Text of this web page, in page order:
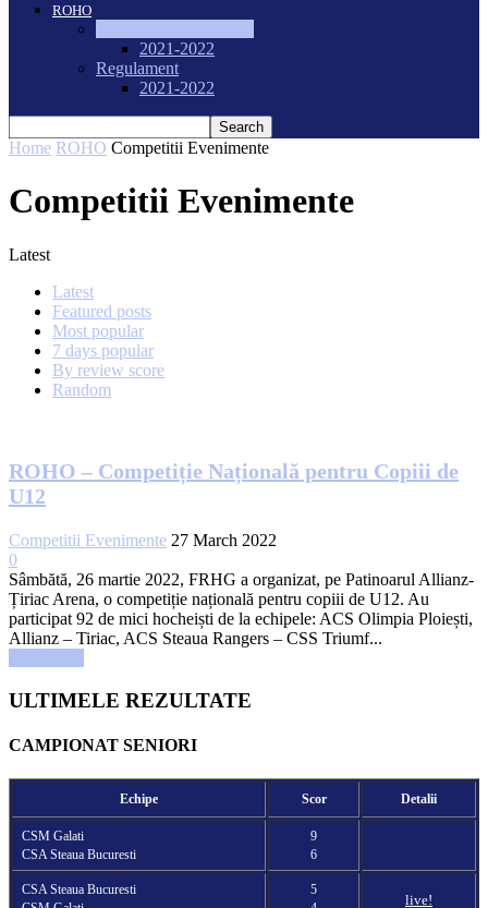
ROHO
2021-2022
Regulament
2021-2022
Home ROHO Competitii Evenimente
Competitii Evenimente
Latest
Latest
Featured posts
Most popular
7 days popular
By review score
Random
ROHO – Competiție Națională pentru Copiii de
U12
Competitii Evenimente 27 March 2022
0
Sâmbătă, 26 martie 2022, FRHG a organizat, pe Patinoarul Allianz-
Țiriac Arena, o competiție națională pentru copiii de U12. Au
participat 92 de mici hocheiști de la echipele: ACS Olimpia Ploiești,
Allianz – Tiriac, ACS Steaua Rangers – CSS Triumf...
ULTIMELE REZULTATE
CAMPIONAT SENIORI
Echipe Scor Detalii
CSM Galati
CSA Steaua Bucuresti
9
6
CSA Steaua Bucuresti
5
live!